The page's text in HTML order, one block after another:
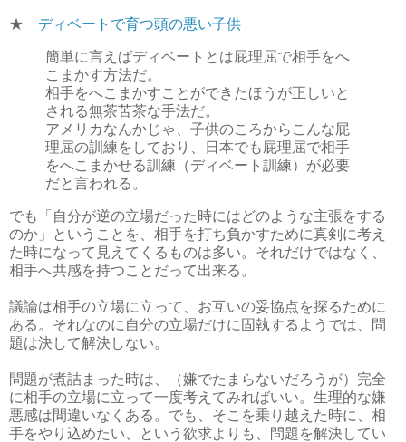
★ ディベートで育つ頭の悪い子供
簡単に言えばディベートとは屁理屈で相手をへ
こまかす方法だ。
相手をへこまかすことができたほうが正しいと
される無茶苦茶な手法だ。
アメリカなんかじゃ、子供のころからこんな屁
理屈の訓練をしており、日本でも屁理屈で相手
をへこまかせる訓練（ディベート訓練）が必要
だと言われる。
でも「自分が逆の立場だった時にはどのような主張をする
のか」ということを、相手を打ち負かすために真剣に考え
た時になって見えてくるものは多い。それだけではなく、
相手へ共感を持つことだって出来る。
議論は相手の立場に立って、お互いの妥協点を探るために
ある。それなのに自分の立場だけに固執するようでは、問
題は決して解決しない。
問題が煮詰まった時は、（嫌でたまらないだろうが）完全
に相手の立場に立って一度考えてみればいい。生理的な嫌
悪感は間違いなくある。でも、そこを乗り越えた時に、相
手をやり込めたい、という欲求よりも、問題を解決してい